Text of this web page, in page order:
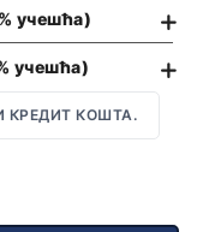
учешћа)
учешћа)
КРЕДИТ КОШТА.